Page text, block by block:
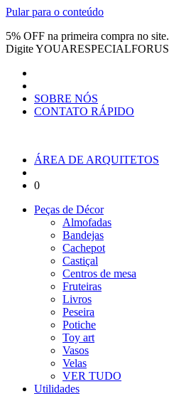
Pular para o conteúdo
5% OFF na primeira compra no site.
DigiteYOUARESPECIALFORUS
SOBRE NÓS
CONTATO RÁPIDO
ÁREA DE ARQUITETOS
0
Peças de Décor
Almofadas
Bandejas
Cachepot
Castiçal
Centros de mesa
Fruteiras
Livros
Peseira
Potiche
Toy art
Vasos
Velas
VER TUDO
Utilidades